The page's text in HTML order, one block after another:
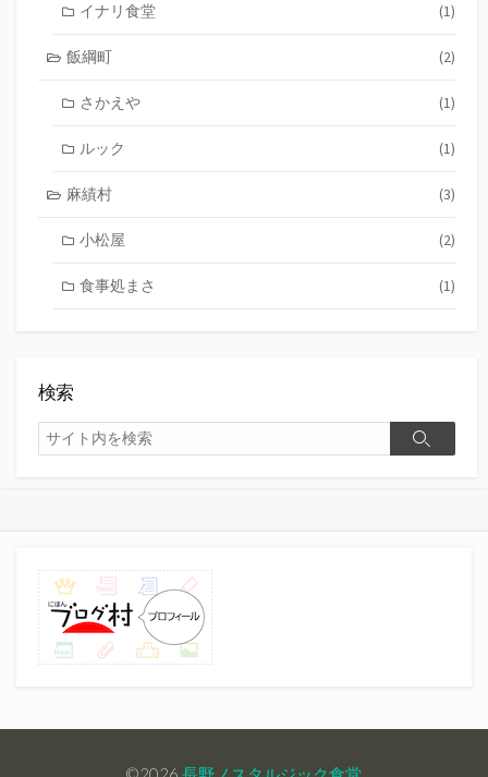
イナリ食堂 (1)
飯綱町 (2)
さかえや (1)
ルック (1)
麻績村 (3)
小松屋 (2)
食事処まさ (1)
検索
検
索
検